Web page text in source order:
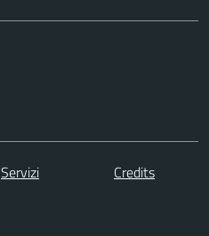
Servizi
Credits